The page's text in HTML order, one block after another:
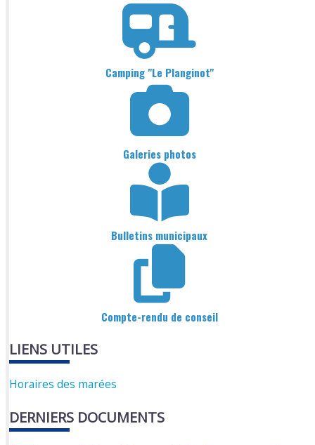
Camping "Le Planginot"
Galeries photos
Bulletins municipaux
Compte-rendu de conseil
LIENS UTILES
Horaires des marées
DERNIERS DOCUMENTS